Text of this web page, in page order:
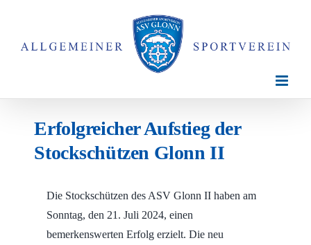
springen
Erfolgreicher Aufstieg der
Stockschützen Glonn II
Die Stockschützen des ASV Glonn II haben am
Sonntag, den 21. Juli 2024, einen
bemerkenswerten Erfolg erzielt. Die neu